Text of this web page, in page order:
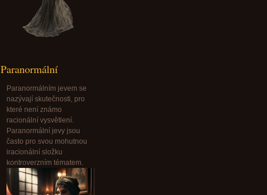
Paranormální
Paranormálním jevem se
nazývají skutečnosti, pro
které není známo
racionální vysvětlení.
Paranormální jevy jsou
často pro svou mohutnou
iracionální složku
kontroverzním tématem.